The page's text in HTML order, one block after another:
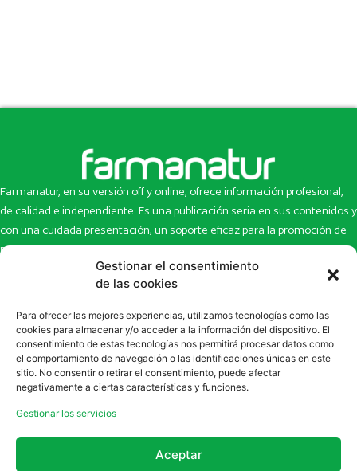
Gestionar el consentimiento
de las cookies
Para ofrecer las mejores experiencias, utilizamos tecnologías como las
cookies para almacenar y/o acceder a la información del dispositivo. El
consentimiento de estas tecnologías nos permitirá procesar datos como
el comportamiento de navegación o las identificaciones únicas en este
sitio. No consentir o retirar el consentimiento, puede afectar
negativamente a ciertas características y funciones.
Gestionar los servicios
Aceptar
Farmanatur, en su versión off y online, ofrece información profesional,
de calidad e independiente. Es una publicación seria en sus contenidos y
con una cuidada presentación, un soporte eficaz para la promoción de
productos y novedades.
Inicio
Newsletter
Eco Multimedia
Contacto
Artículos
Escaparate
Enlaces de interés
SUSCRÍBETE A NUESTRO NEWSLETTER
la sección deNewsletter